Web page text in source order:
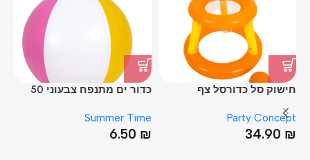
חישוק סל כדורסל צף
Party Concept
34.90 ₪
כדור ים מתנפח צבעוני 50
Summer Time
6.50 ₪